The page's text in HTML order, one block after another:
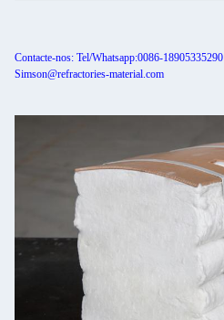
Contacte-nos: Tel/Whatsapp:0086-18905335290
Simson@refractories-material.com